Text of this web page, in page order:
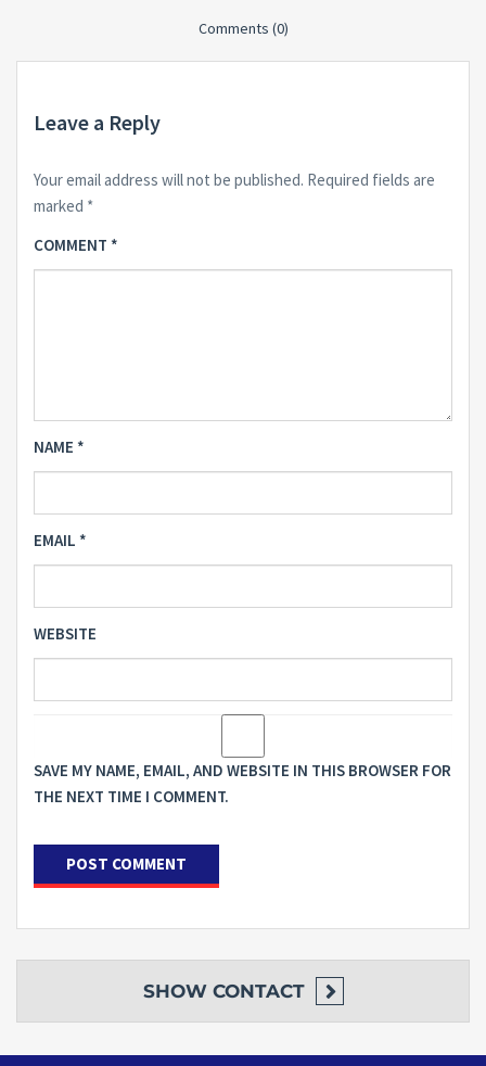
Comments (0)
Leave a Reply
Your email address will not be published. Required fields are
marked *
COMMENT *
NAME *
EMAIL *
WEBSITE
SAVE MY NAME, EMAIL, AND WEBSITE IN THIS BROWSER FOR
THE NEXT TIME I COMMENT.
SHOW CONTACT